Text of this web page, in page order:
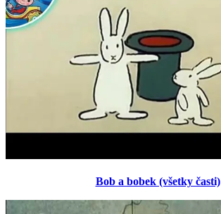
Bob a bobek (všetky časti)